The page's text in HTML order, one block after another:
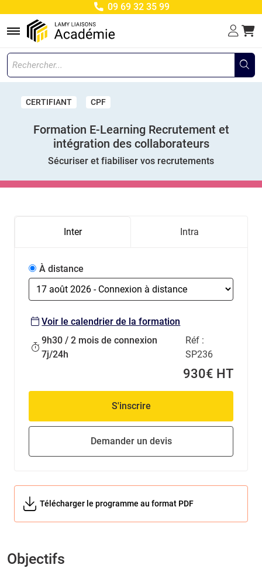
09 69 32 35 99
Menu
CERTIFIANT CPF
Formation E-Learning Recrutement et
intégration des collaborateurs
Sécuriser et fiabiliser vos recrutements
Inter Intra
À distance
Voir le calendrier de la formation
9h30 / 2 mois de connexion
7j/24h
Réf :
SP236
930€ HT
S'inscrire
Demander un devis
Télécharger le programme au format PDF
Objectifs